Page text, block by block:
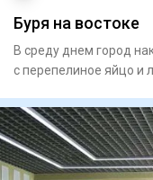
Буря на востоке
В среду днем город
с перепелиное яйцо и